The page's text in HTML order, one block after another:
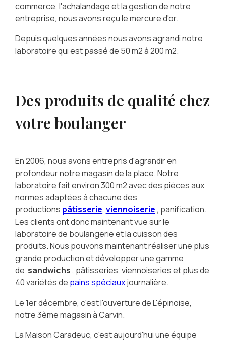
commerce, l'achalandage et la gestion de notre
entreprise, nous avons reçu le mercure d'or.
Depuis quelques années nous avons agrandi notre
laboratoire qui est passé de 50 m2 à 200 m2.
Des produits de qualité chez
votre boulanger
En 2006, nous avons entrepris d'agrandir en
profondeur notre magasin de la place. Notre
laboratoire fait environ 300 m2 avec des pièces aux
normes adaptées à chacune des
productions pâtisserie, viennoiserie, panification.
Les clients ont donc maintenant vue sur le
laboratoire de boulangerie et la cuisson des
produits. Nous pouvons maintenant réaliser une plus
grande production et développer une gamme
de sandwichs, pâtisseries, viennoiseries et plus de
40 variétés de pains spéciauxjournalière.
Le 1er décembre, c'est l'ouverture de L'épinoise,
notre 3ème magasin à Carvin.
La Maison Caradeuc, c'est aujourd'hui une équipe